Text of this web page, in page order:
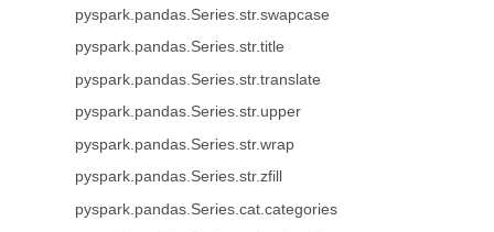
pyspark.pandas.Series.str.swapcase
pyspark.pandas.Series.str.title
pyspark.pandas.Series.str.translate
pyspark.pandas.Series.str.upper
pyspark.pandas.Series.str.wrap
pyspark.pandas.Series.str.zfill
pyspark.pandas.Series.cat.categories